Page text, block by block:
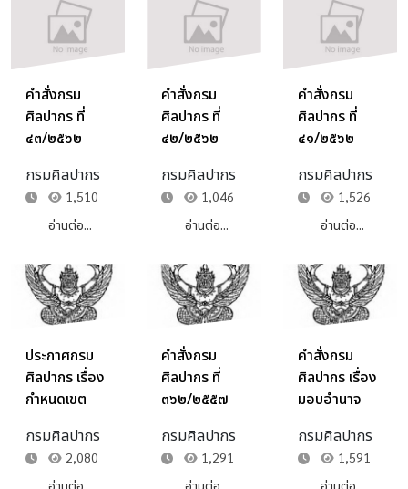
คำสั่งกรม
ศิลปากร ที่
๔๓/๒๕๖๒
หมายและมอบ
อำนาจให้รอง
อธิบดีกรม
ราชการในฐานะ
ผู้ช่วยผู้
ประสานงาน
และรัฐสภา
(CPLO) แทน
อธิบดีกรม
กรมศิลปากร
1,510
อ่านต่อ...
คำสั่งกรม
ศิลปากร ที่
๔๒/๒๕๖๒
หมายและมอบ
อำนาจให้รอง
อธิบดีกรม
ราชการแทน
อธิบดีกรม
ศิลปากรใน
ด้านต่างๆ ตาม
กรอบการ
ประเมินผลการ
ประจำปี
กรมศิลปากร
1,046
อ่านต่อ...
คำสั่งกรม
ศิลปากร ที่
๔๑/๒๕๖๒
หมายและมอบ
อำนาจให้รอง
อธิบดีกรม
ราชการแทน
อธิบดีกรม
ศิลปากร
กรมศิลปากร
1,526
อ่านต่อ...
ประกาศกรม
ศิลปากร เรื่อง
กำหนดเขต
ชอบของสำนัก
ศิลปากรที่ ๑ -
กรมศิลปากร
2,080
คำสั่งกรม
ศิลปากร ที่
๓๖๒/๒๕๕๗
คณะกรรมการ
บริหารศูนย์
กรมศิลปากร
1,291
คำสั่งกรม
ศิลปากร เรื่อง
มอบอำนาจ
ทางไปราชการ
ในราช
กรมศิลปากร
1,591